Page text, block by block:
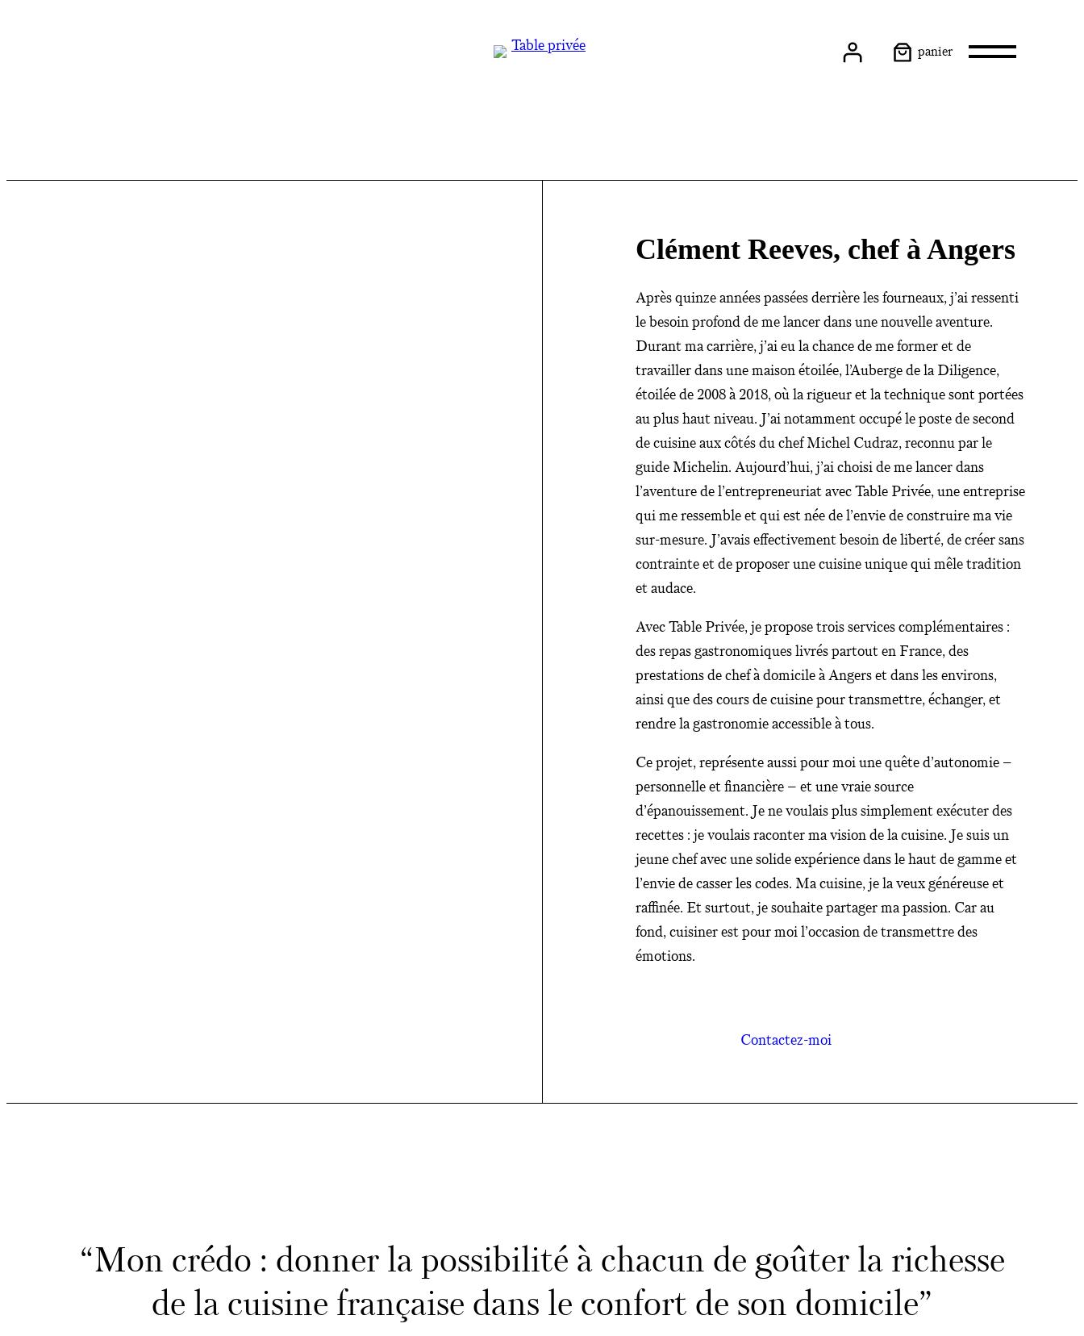
Clément Reeves, chef à Angers
Après quinze années passées derrière les fourneaux, j’ai ressenti
le besoin profond de me lancer dans une nouvelle aventure.
Durant ma carrière, j’ai eu la chance de me former et de
travailler dans une maison étoilée, l’Auberge de la Diligence,
étoilée de 2008 à 2018, où la rigueur et la technique sont portées
au plus haut niveau. J’ai notamment occupé le poste de second
de cuisine aux côtés du chef Michel Cudraz, reconnu par le
guide Michelin. Aujourd’hui, j’ai choisi de me lancer dans
l’aventure de l’entrepreneuriat avec Table Privée, une entreprise
qui me ressemble et qui est née de l’envie de construire ma vie
sur-mesure. J’avais effectivement besoin de liberté, de créer sans
contrainte et de proposer une cuisine unique qui mêle tradition
et audace.
Avec Table Privée, je propose trois services complémentaires :
des repas gastronomiques livrés partout en France, des
prestations de chef à domicile à Angers et dans les environs,
ainsi que des cours de cuisine pour transmettre, échanger, et
rendre la gastronomie accessible à tous.
Ce projet, représente aussi pour moi une quête d’autonomie –
personnelle et financière – et une vraie source
d’épanouissement. Je ne voulais plus simplement exécuter des
recettes : je voulais raconter ma vision de la cuisine. Je suis un
jeune chef avec une solide expérience dans le haut de gamme et
l’envie de casser les codes. Ma cuisine, je la veux généreuse et
raffinée. Et surtout, je souhaite partager ma passion. Car au
fond, cuisiner est pour moi l’occasion de transmettre des
émotions.
Contactez-moi
“Mon crédo : donner la possibilité à chacun de goûter la richesse
de la cuisine française dans le confort de son domicile”
o
m
i